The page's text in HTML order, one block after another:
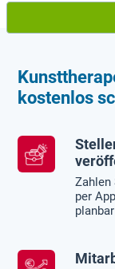
kostenlos
Zahlen
per